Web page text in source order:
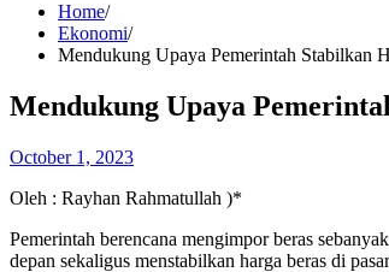
Home
Ekonomi
Mendukung Upaya Pemerintah Stabilkan
Mendukung Upaya
October 1, 2023
Oleh : Rayhan Rahmatullah )*
Pemerintah berencana mengimpor beras
depan sekaligus menstabilkan harga beras di